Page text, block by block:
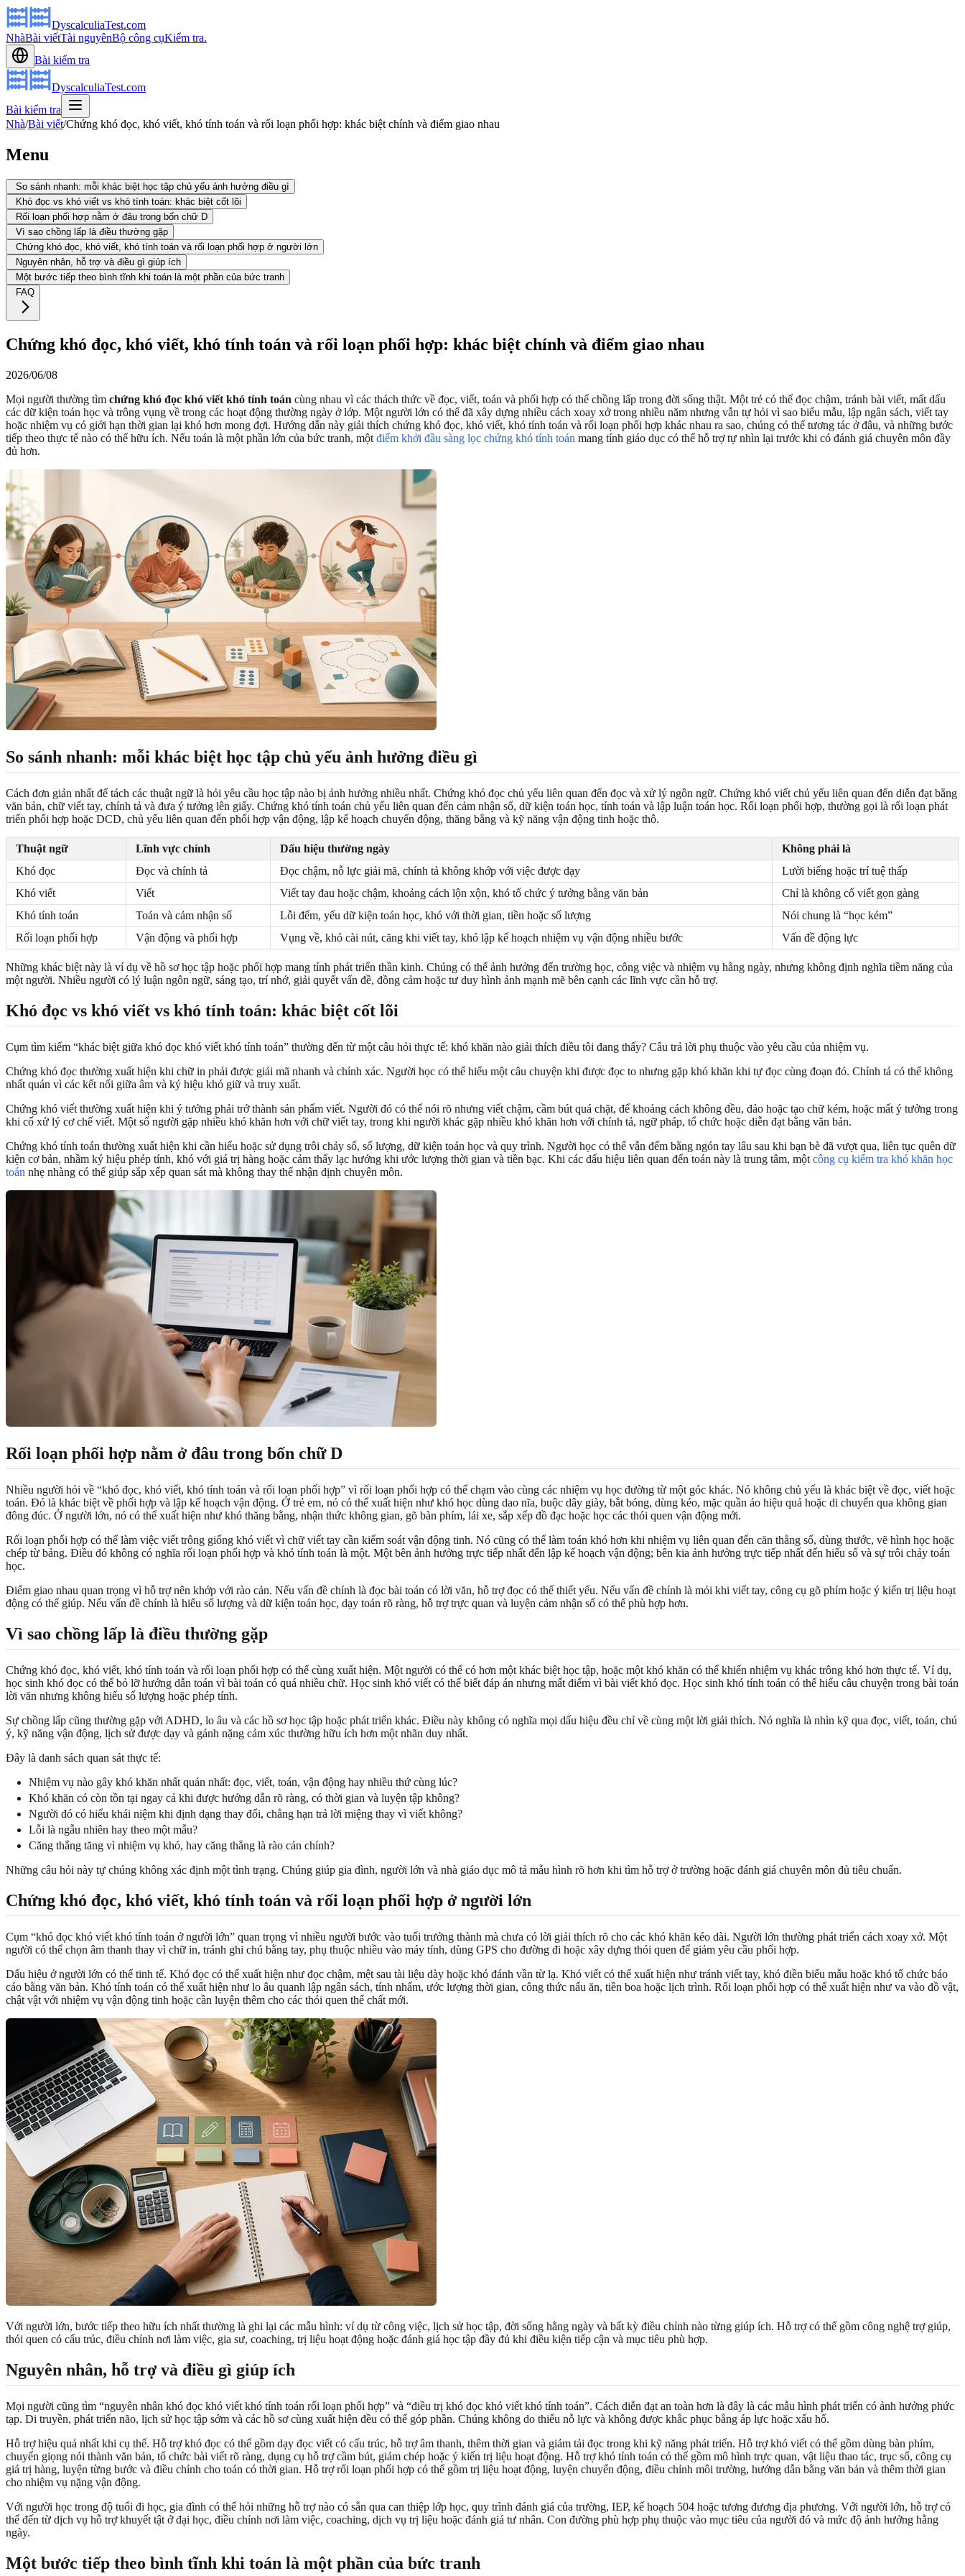
DyscalculiaTest.com
NhàBài viếtTài nguyênBộ công cụKiểm tra.
Bài kiểm tra
DyscalculiaTest.com
Bài kiểm tra
Nhà/Bài viết/Chứng khó đọc, khó viết, khó tính toán và rối loạn phối hợp: khác biệt chính và điểm giao nhau
Menu
So sánh nhanh: mỗi khác biệt học tập chủ yếu ảnh hưởng điều gì
Khó đọc vs khó viết vs khó tính toán: khác biệt cốt lõi
Rối loạn phối hợp nằm ở đâu trong bốn chữ D
Vì sao chồng lấp là điều thường gặp
Chứng khó đọc, khó viết, khó tính toán và rối loạn phối hợp ở người lớn
Nguyên nhân, hỗ trợ và điều gì giúp ích
Một bước tiếp theo bình tĩnh khi toán là một phần của bức tranh
FAQ
Chứng khó đọc, khó viết, khó tính toán và rối loạn phối hợp: khác biệt chính và điểm giao nhau
2026/06/08
Mọi người thường tìm chứng khó đọc khó viết khó tính toán cùng nhau vì các thách thức về đọc, viết, toán và phối hợp có thể chồng lấp trong đời sống thật. Một trẻ có thể đọc chậm, tránh bài viết, mất dấu
các dữ kiện toán học và trông vụng về trong các hoạt động thường ngày ở lớp. Một người lớn có thể đã xây dựng nhiều cách xoay xở trong nhiều năm nhưng vẫn tự hỏi vì sao biểu mẫu, lập ngân sách, viết tay
hoặc nhiệm vụ có giới hạn thời gian lại khó hơn mong đợi. Hướng dẫn này giải thích chứng khó đọc, khó viết, khó tính toán và rối loạn phối hợp khác nhau ra sao, chúng có thể tương tác ở đâu, và những bước
tiếp theo thực tế nào có thể hữu ích. Nếu toán là một phần lớn của bức tranh, một điểm khởi đầu sàng lọc chứng khó tính toán mang tính giáo dục có thể hỗ trợ tự nhìn lại trước khi có đánh giá chuyên môn đầy
đủ hơn.
So sánh nhanh: mỗi khác biệt học tập chủ yếu ảnh hưởng điều gì
Cách đơn giản nhất để tách các thuật ngữ là hỏi yêu cầu học tập nào bị ảnh hưởng nhiều nhất. Chứng khó đọc chủ yếu liên quan đến đọc và xử lý ngôn ngữ. Chứng khó viết chủ yếu liên quan đến diễn đạt bằng
văn bản, chữ viết tay, chính tả và đưa ý tưởng lên giấy. Chứng khó tính toán chủ yếu liên quan đến cảm nhận số, dữ kiện toán học, tính toán và lập luận toán học. Rối loạn phối hợp, thường gọi là rối loạn phát
triển phối hợp hoặc DCD, chủ yếu liên quan đến phối hợp vận động, lập kế hoạch chuyển động, thăng bằng và kỹ năng vận động tinh hoặc thô.
Thuật ngữ Lĩnh vực chính Dấu hiệu thường ngày
Không phải là
Khó đọc
Đọc và chính tả Đọc chậm, nỗ lực giải mã, chính tả không khớp với việc được dạy
Lười biếng hoặc trí tuệ thấp
Khó viết
Viết Viết tay đau hoặc chậm, khoảng cách lộn xộn, khó tổ chức ý tưởng bằng văn bản
Chỉ là không cố viết gọn gàng
Khó tính toán
Toán và cảm nhận số Lỗi đếm, yếu dữ kiện toán học, khó với thời gian, tiền hoặc số lượng
Nói chung là “học kém”
Rối loạn phối hợp
Vận động và phối hợp Vụng về, khó cài nút, căng khi viết tay, khó lập kế hoạch nhiệm vụ vận động nhiều bước Vấn đề động lực
Những khác biệt này là ví dụ về hồ sơ học tập hoặc phối hợp mang tính phát triển thần kinh. Chúng có thể ảnh hưởng đến trường học, công việc và nhiệm vụ hằng ngày, nhưng không định nghĩa tiềm năng của
một người. Nhiều người có lý luận ngôn ngữ, sáng tạo, trí nhớ, giải quyết vấn đề, đồng cảm hoặc tư duy hình ảnh mạnh mẽ bên cạnh các lĩnh vực cần hỗ trợ.
Khó đọc vs khó viết vs khó tính toán: khác biệt cốt lõi
Cụm tìm kiếm “khác biệt giữa khó đọc khó viết khó tính toán” thường đến từ một câu hỏi thực tế: khó khăn nào giải thích điều tôi đang thấy? Câu trả lời phụ thuộc vào yêu cầu của nhiệm vụ.
Chứng khó đọc thường xuất hiện khi chữ in phải được giải mã nhanh và chính xác. Người học có thể hiểu một câu chuyện khi được đọc to nhưng gặp khó khăn khi tự đọc cùng đoạn đó. Chính tả có thể không
nhất quán vì các kết nối giữa âm và ký hiệu khó giữ và truy xuất.
Chứng khó viết thường xuất hiện khi ý tưởng phải trở thành sản phẩm viết. Người đó có thể nói rõ nhưng viết chậm, cầm bút quá chặt, để khoảng cách không đều, đảo hoặc tạo chữ kém, hoặc mất ý tưởng trong
khi cố xử lý cơ chế viết. Một số người gặp nhiều khó khăn hơn với chữ viết tay, trong khi người khác gặp nhiều khó khăn hơn với chính tả, ngữ pháp, tổ chức hoặc diễn đạt bằng văn bản.
Chứng khó tính toán thường xuất hiện khi cần hiểu hoặc sử dụng trôi chảy số, số lượng, dữ kiện toán học và quy trình. Người học có thể vẫn đếm bằng ngón tay lâu sau khi bạn bè đã vượt qua, liên tục quên dữ
kiện cơ bản, nhầm ký hiệu phép tính, khó với giá trị hàng hoặc cảm thấy lạc hướng khi ước lượng thời gian và tiền bạc. Khi các dấu hiệu liên quan đến toán này là trung tâm, một công cụ kiểm tra khó khăn học
toán nhẹ nhàng có thể giúp sắp xếp quan sát mà không thay thế nhận định chuyên môn.
Rối loạn phối hợp nằm ở đâu trong bốn chữ D
Nhiều người hỏi về “khó đọc, khó viết, khó tính toán và rối loạn phối hợp” vì rối loạn phối hợp có thể chạm vào cùng các nhiệm vụ học đường từ một góc khác. Nó không chủ yếu là khác biệt về đọc, viết hoặc
toán. Đó là khác biệt về phối hợp và lập kế hoạch vận động. Ở trẻ em, nó có thể xuất hiện như khó học dùng dao nĩa, buộc dây giày, bắt bóng, dùng kéo, mặc quần áo hiệu quả hoặc di chuyển qua không gian
đông đúc. Ở người lớn, nó có thể xuất hiện như khó thăng bằng, nhận thức không gian, gõ bàn phím, lái xe, sắp xếp đồ đạc hoặc học các thói quen vận động mới.
Rối loạn phối hợp có thể làm việc viết trông giống khó viết vì chữ viết tay cần kiểm soát vận động tinh. Nó cũng có thể làm toán khó hơn khi nhiệm vụ liên quan đến căn thẳng số, dùng thước, vẽ hình học hoặc
chép từ bảng. Điều đó không có nghĩa rối loạn phối hợp và khó tính toán là một. Một bên ảnh hưởng trực tiếp nhất đến lập kế hoạch vận động; bên kia ảnh hưởng trực tiếp nhất đến hiểu số và sự trôi chảy toán
học.
Điểm giao nhau quan trọng vì hỗ trợ nên khớp với rào cản. Nếu vấn đề chính là đọc bài toán có lời văn, hỗ trợ đọc có thể thiết yếu. Nếu vấn đề chính là mỏi khi viết tay, công cụ gõ phím hoặc ý kiến trị liệu hoạt
động có thể giúp. Nếu vấn đề chính là hiểu số lượng và dữ kiện toán học, dạy toán rõ ràng, hỗ trợ trực quan và luyện cảm nhận số có thể phù hợp hơn.
Vì sao chồng lấp là điều thường gặp
Chứng khó đọc, khó viết, khó tính toán và rối loạn phối hợp có thể cùng xuất hiện. Một người có thể có hơn một khác biệt học tập, hoặc một khó khăn có thể khiến nhiệm vụ khác trông khó hơn thực tế. Ví dụ,
học sinh khó đọc có thể bỏ lỡ hướng dẫn toán vì bài toán có quá nhiều chữ. Học sinh khó viết có thể biết đáp án nhưng mất điểm vì bài viết khó đọc. Học sinh khó tính toán có thể hiểu câu chuyện trong bài toán
lời văn nhưng không hiểu số lượng hoặc phép tính.
Sự chồng lấp cũng thường gặp với ADHD, lo âu và các hồ sơ học tập hoặc phát triển khác. Điều này không có nghĩa mọi dấu hiệu đều chỉ về cùng một lời giải thích. Nó nghĩa là nhìn kỹ qua đọc, viết, toán, chú
ý, kỹ năng vận động, lịch sử được dạy và gánh nặng cảm xúc thường hữu ích hơn một nhãn duy nhất.
Đây là danh sách quan sát thực tế:
Nhiệm vụ nào gây khó khăn nhất quán nhất: đọc, viết, toán, vận động hay nhiều thứ cùng lúc?
Khó khăn có còn tồn tại ngay cả khi được hướng dẫn rõ ràng, có thời gian và luyện tập không?
Người đó có hiểu khái niệm khi định dạng thay đổi, chẳng hạn trả lời miệng thay vì viết không?
Lỗi là ngẫu nhiên hay theo một mẫu?
Căng thẳng tăng vì nhiệm vụ khó, hay căng thẳng là rào cản chính?
Những câu hỏi này tự chúng không xác định một tình trạng. Chúng giúp gia đình, người lớn và nhà giáo dục mô tả mẫu hình rõ hơn khi tìm hỗ trợ ở trường hoặc đánh giá chuyên môn đủ tiêu chuẩn.
Chứng khó đọc, khó viết, khó tính toán và rối loạn phối hợp ở người lớn
Cụm “khó đọc khó viết khó tính toán ở người lớn” quan trọng vì nhiều người bước vào tuổi trưởng thành mà chưa có lời giải thích rõ cho các khó khăn kéo dài. Người lớn thường phát triển cách xoay xở. Một
người có thể chọn âm thanh thay vì chữ in, tránh ghi chú bằng tay, phụ thuộc nhiều vào máy tính, dùng GPS cho đường đi hoặc xây dựng thói quen để giảm yêu cầu phối hợp.
Dấu hiệu ở người lớn có thể tinh tế. Khó đọc có thể xuất hiện như đọc chậm, mệt sau tài liệu dày hoặc khó đánh vần từ lạ. Khó viết có thể xuất hiện như tránh viết tay, khó điền biểu mẫu hoặc khó tổ chức báo
cáo bằng văn bản. Khó tính toán có thể xuất hiện như lo âu quanh lập ngân sách, tính nhẩm, ước lượng thời gian, công thức nấu ăn, tiền boa hoặc lịch trình. Rối loạn phối hợp có thể xuất hiện như va vào đồ vật,
chật vật với nhiệm vụ vận động tinh hoặc cần luyện thêm cho các thói quen thể chất mới.
Với người lớn, bước tiếp theo hữu ích nhất thường là ghi lại các mẫu hình: ví dụ từ công việc, lịch sử học tập, đời sống hằng ngày và bất kỳ điều chỉnh nào từng giúp ích. Hỗ trợ có thể gồm công nghệ trợ giúp,
thói quen có cấu trúc, điều chỉnh nơi làm việc, gia sư, coaching, trị liệu hoạt động hoặc đánh giá học tập đầy đủ khi điều kiện tiếp cận và mục tiêu phù hợp.
Nguyên nhân, hỗ trợ và điều gì giúp ích
Mọi người cũng tìm “nguyên nhân khó đọc khó viết khó tính toán rối loạn phối hợp” và “điều trị khó đọc khó viết khó tính toán”. Cách diễn đạt an toàn hơn là đây là các mẫu hình phát triển có ảnh hưởng phức
tạp. Di truyền, phát triển não, lịch sử học tập sớm và các hồ sơ cùng xuất hiện đều có thể góp phần. Chúng không do thiếu nỗ lực và không được khắc phục bằng áp lực hoặc xấu hổ.
Hỗ trợ hiệu quả nhất khi cụ thể. Hỗ trợ khó đọc có thể gồm dạy đọc viết có cấu trúc, hỗ trợ âm thanh, thêm thời gian và giảm tải đọc trong khi kỹ năng phát triển. Hỗ trợ khó viết có thể gồm dùng bàn phím,
chuyển giọng nói thành văn bản, tổ chức bài viết rõ ràng, dụng cụ hỗ trợ cầm bút, giảm chép hoặc ý kiến trị liệu hoạt động. Hỗ trợ khó tính toán có thể gồm mô hình trực quan, vật liệu thao tác, trục số, công cụ
giá trị hàng, luyện từng bước và điều chỉnh cho toán có thời gian. Hỗ trợ rối loạn phối hợp có thể gồm trị liệu hoạt động, luyện chuyển động, điều chỉnh môi trường, hướng dẫn bằng văn bản và thêm thời gian
cho nhiệm vụ nặng vận động.
Với người học trong độ tuổi đi học, gia đình có thể hỏi những hỗ trợ nào có sẵn qua can thiệp lớp học, quy trình đánh giá của trường, IEP, kế hoạch 504 hoặc tương đương địa phương. Với người lớn, hỗ trợ có
thể đến từ dịch vụ hỗ trợ khuyết tật ở đại học, điều chỉnh nơi làm việc, coaching, dịch vụ trị liệu hoặc đánh giá tư nhân. Con đường phù hợp phụ thuộc vào mục tiêu của người đó và mức độ ảnh hưởng hằng
ngày.
Một bước tiếp theo bình tĩnh khi toán là một phần của bức tranh